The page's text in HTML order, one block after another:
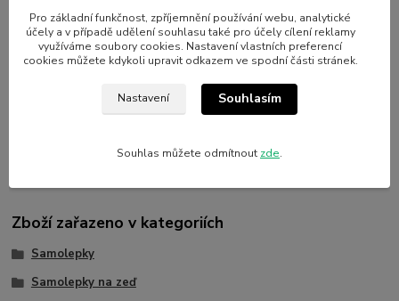
Parametry
Nalepshop
Zboží zařazeno v kategoriích
Samolepky
Samolepky na zeď
Pro základní funkčnost, zpříjemnění používání webu, analytické
účely a v případě udělení souhlasu také pro účely cílení reklamy
využíváme soubory cookies. Nastavení vlastních preferencí
cookies můžete kdykoli upravit odkazem ve spodní části stránek.
Nastavení Souhlasím
Souhlas můžete odmítnout zde.